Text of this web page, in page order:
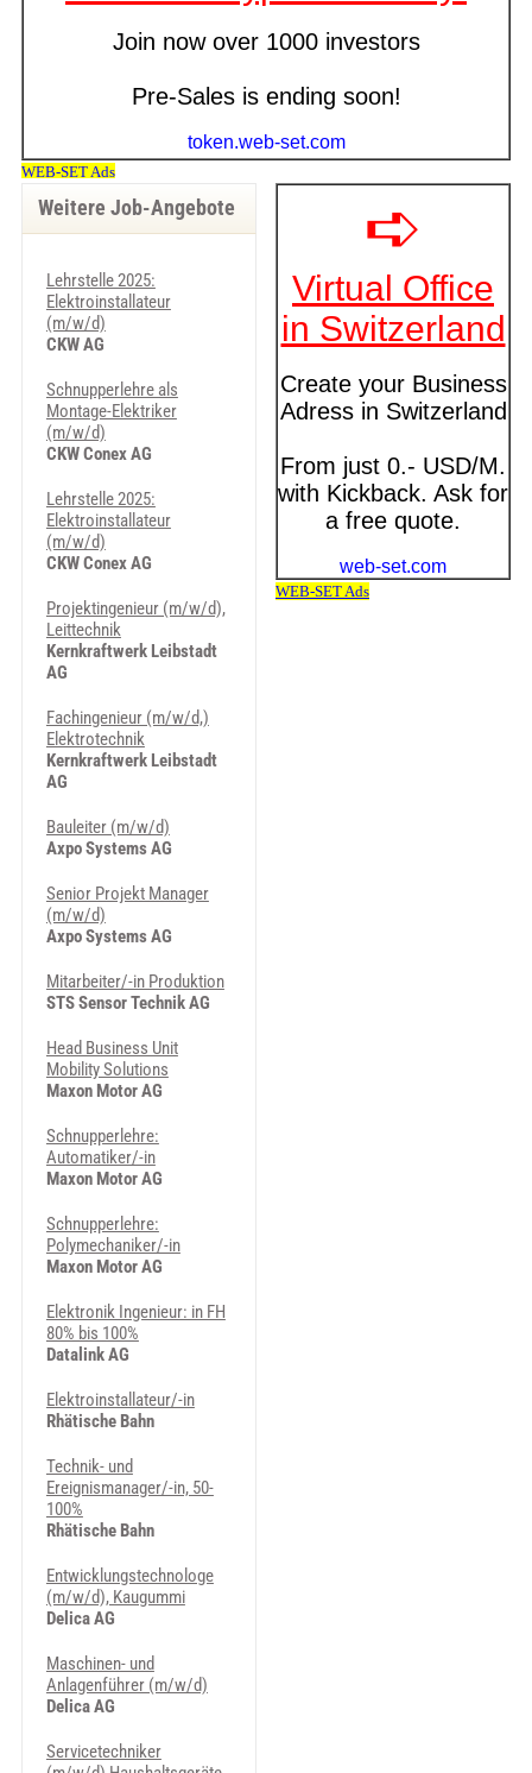
Weitere Job-Angebote
Lehrstelle 2025:
Elektroinstallateur
(m/w/d)
CKW AG
Schnupperlehre als
Montage-Elektriker
(m/w/d)
CKW Conex AG
Lehrstelle 2025:
Elektroinstallateur
(m/w/d)
CKW Conex AG
Projektingenieur (m/w/d),
Leittechnik
Kernkraftwerk Leibstadt
AG
Fachingenieur (m/w/d,)
Elektrotechnik
Kernkraftwerk Leibstadt
AG
Bauleiter (m/w/d)
Axpo Systems AG
Senior Projekt Manager
(m/w/d)
Axpo Systems AG
Mitarbeiter/-in Produktion
STS Sensor Technik AG
Head Business Unit
Mobility Solutions
Maxon Motor AG
Schnupperlehre:
Automatiker/-in
Maxon Motor AG
Schnupperlehre:
Polymechaniker/-in
Maxon Motor AG
Elektronik Ingenieur: in FH
80% bis 100%
Datalink AG
Elektroinstallateur/-in
Rhätische Bahn
Technik- und
Ereignismanager/-in, 50-
100%
Rhätische Bahn
Entwicklungstechnologe
(m/w/d), Kaugummi
Delica AG
Maschinen- und
Anlagenführer (m/w/d)
Delica AG
Servicetechniker